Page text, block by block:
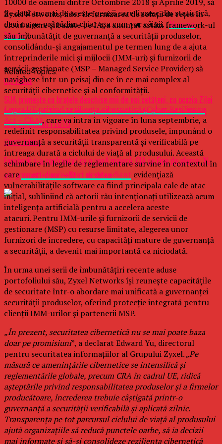
fie dată tocmai de aceste pensii care lipsesc din statistică,
deci nu ne prăpădim chiar așa cum vor câinii. (Neacsu
Marin).
Related Topics:
Up Next
SUA primeşte cu braţele deschise mii de noi cetăţeni, cu ocazia Zilei
Independenţei: Mesajul emoţionant transmis de un oficial în timpul
unei ceremonii | FOTO
Don't Miss
Facebook s-a confruntat cu o panÄ majorÄ, CIA se Èine de glume: ‘N-
am provocat-o noi’ – Stiri pe surse
Zyxel Networks, lider în furnizarea de soluții de rețea în
cloud sigure și bazate pe IA, a anunțat astăzi framework-ul
său îmbunătățit de guvernanță a securității produselor,
consolidându-și angajamentul pe termen lung de a ajuta
întreprinderile mici și mijlocii (IMM-uri) și furnizorii de
servicii gestionate (MSP – Managed Service Provider) să
navigheze într-un peisaj din ce în ce mai complex al
securității cibernetice și al conformității.
Legea UE privind reziliența cibernetică (Cyber Resilience
Act – CRA), care va intra în vigoare în luna septembrie, a
redefinit responsabilitatea privind produsele, impunând o
guvernanță a securității transparentă și verificabilă pe
întreaga durată a ciclului de viață al produsului. Această
schimbare în legile de reglementare survine în contextul în
careun studiu realizat de Mandiant evidențiază
vulnerabilitățile software ca fiind principala cale de atac
inițial, subliniind că actorii rău intenționați utilizează acum
inteligența artificială pentru a accelera aceste
atacuri. Pentru IMM-urile și furnizorii de servicii de
gestionare (MSP) cu resurse limitate, alegerea unor
furnizori de încredere, cu capacități mature de guvernanță
a securității, a devenit mai importantă ca niciodată.
În urma unei serii de îmbunătățiri recente aduse
portofoliului său, Zyxel Networks își reunește capacitățile
de securitate într-o abordare mai unificată a guvernanței
securității produselor, oferind protecție integrată pentru
clienții IMM-urilor și partenerii MSP.
„În prezent, securitatea cibernetică nu se mai poate baza
doar pe promisiuni”, a declarat Edward Yu, directorul
pentru securitatea informațiilor al Grupului Zyxel. „Pe
măsură ce amenințările cibernetice se intensifică și
reglementările globale, precum CRA în cadrul UE, ridică
așteptările privind responsabilitatea produselor și a firmelor
producătoare, încrederea trebuie câștigată printr-o
guvernanță a securității verificabilă și aplicată zilnic.
Transparența pe tot parcursul ciclului de viață al produsului
ajută organizațiile să reducă punctele oarbe, să ia decizii
mai informate și să-și consolideze reziliența cibernetică